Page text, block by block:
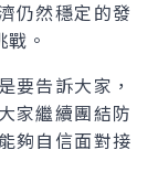
仍然穩定的發
。
要告訴大家，
家繼續團結防
夠自信面對接